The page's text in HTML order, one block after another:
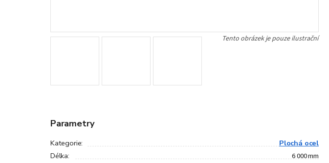
Parametry
Kategorie:
Plochá ocel
Délka: 6 000 mm